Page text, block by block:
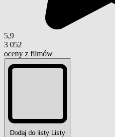
5,9
3 052
oceny z filmów
Dodaj do listy Listy